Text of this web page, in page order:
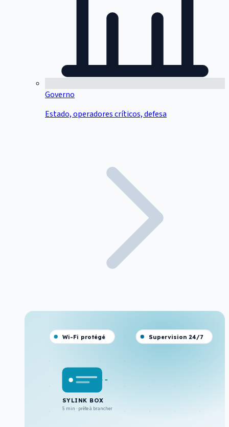
Governo
Estado, operadores críticos, defesa
SYLINK BOX
5 min · prête à brancher
Wi-Fi protégé Supervision 24/7